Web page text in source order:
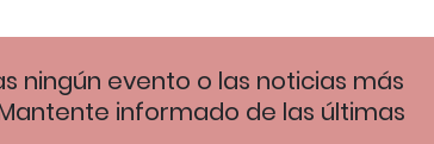
ningún evento o las noticias más
informado de las últimas